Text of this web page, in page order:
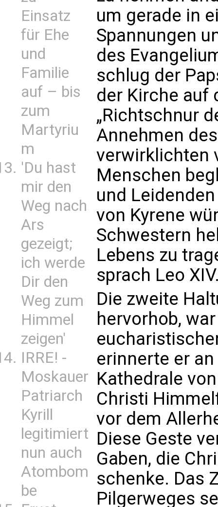
Einsatz
für Ehe
und
Familie
auf – bis
zum
Martyriu
m
'Du hast
mir den
Weg nach
Ars
gezeigt;
ich werde
Dir den
Weg zum
Himmel
zeigen'
IRRE! -
Moskauer
Patriarch
Kyrill
legitimiert
nun auch
Atombom
be
um gerade in
Spannungen
des
schlug der
der Kirche auf
„Richtschnur
Annehmen
verwirklichten
Menschen
und
von Kyrene
Schwestern
Lebens zu
sprach Leo
Die zweite
hervorhob,
erinnerte er
Kathedrale
Christi
vor dem
Diese Geste
Gaben, die
schenke. Das
Pilgerweges